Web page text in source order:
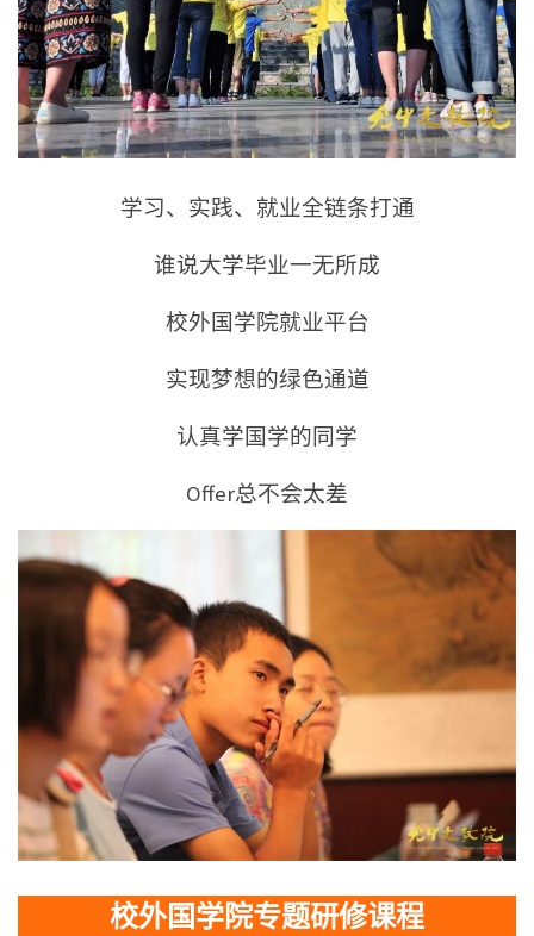
学习、实践、就业全链条打通
谁说大学毕业一无所成
校外国学院就业平台
实现梦想的绿色通道
认真学国学的同学
Offer总不会太差
校外国学院专题研修课程